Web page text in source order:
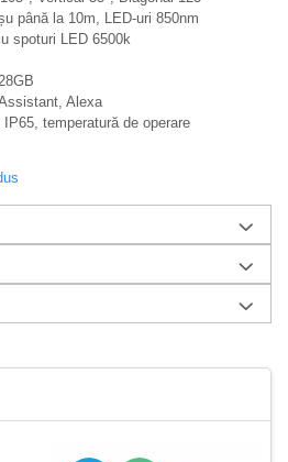
până la 10m, LED-uri 850nm
spoturi LED 6500k
Alexa
temperatură de operare